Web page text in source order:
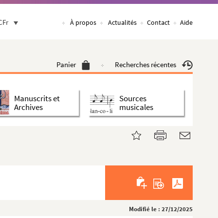
À propos Actualités Contact Aide
Panier Recherches récentes
Manuscrits et
Archives
Sources
musicales
Modifié le : 27/12/2025